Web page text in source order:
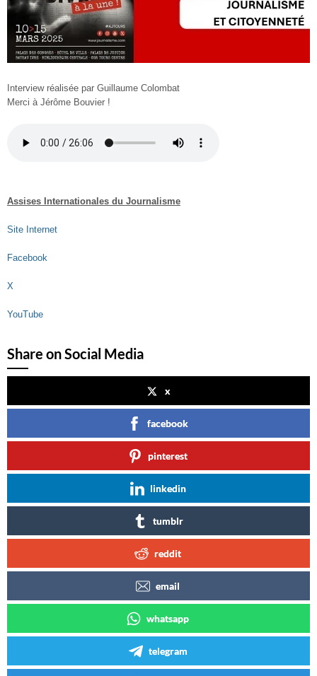
Interview réalisée par Guillaume Colombat
Merci à Jérôme Bouvier !
Assises Internationales du Journalisme
Site Internet
Facebook
X
YouTube
Share on Social Media
x
facebook
pinterest
linkedin
tumblr
reddit
email
whatsapp
telegram